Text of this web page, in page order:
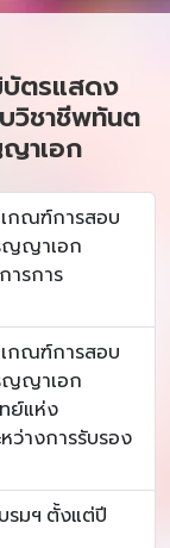
ตรแสดง
วิชาชีพทันต
าเอก
กณฑ์การสอบ
ญญาเอก
ารการ
กณฑ์การสอบ
ญญาเอก
ย์แห่ง
ว่างการรับรอง
รมฯ ตั้งแต่ปี